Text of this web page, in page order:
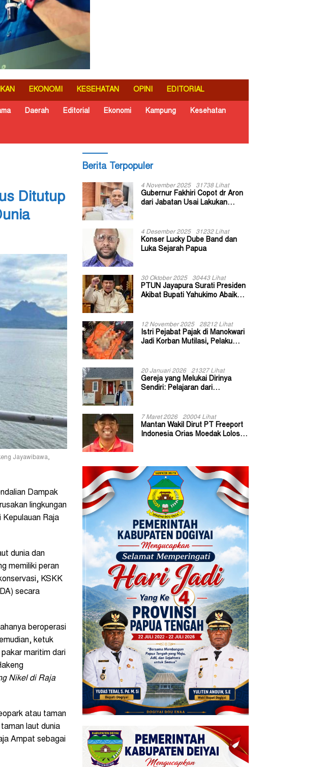
EKONOMI KESEHATAN OPINI EDITORIAL
Daerah Editorial Ekonomi Kampung Kesehatan
Ditutup
Jayawibawa,
Dampak
lingkungan
Kepulauan Raja
dunia dan
memiliki peran
KSKK
secara
beroperasi
ketuk
maritim dari
Nikel di Raja
atau taman
laut dunia
Ampat sebagai
Berita Terpopuler
4 November 2025 31738 Lihat
Gubernur Fakhiri Copot dr Aron
dari Jabatan Usai Lakukan
4 Desember 2025 31232 Lihat
Konser Lucky Dube Band dan
Luka Sejarah Papua
30 Oktober 2025 30443 Lihat
PTUN Jayapura Surati Presiden
Akibat Bupati Yahukimo Abaikan
12 November 2025 28212 Lihat
Istri Pejabat Pajak di Manokwari
Jadi Korban Mutilasi, Pelaku
20 Januari 2026 21327 Lihat
Gereja yang Melukai Dirinya
Sendiri: Pelajaran dari
7 Maret 2026 20004 Lihat
Mantan Wakil Dirut PT Freeport
Indonesia Orias Moedak Lolos